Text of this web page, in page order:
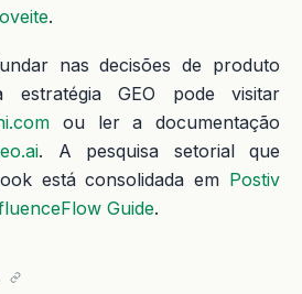
.
nas decisões de produto
estratégia GEO pode visitar
ou ler a documentação
. A pesquisa setorial que
está consolidada em Postiv
Guide.